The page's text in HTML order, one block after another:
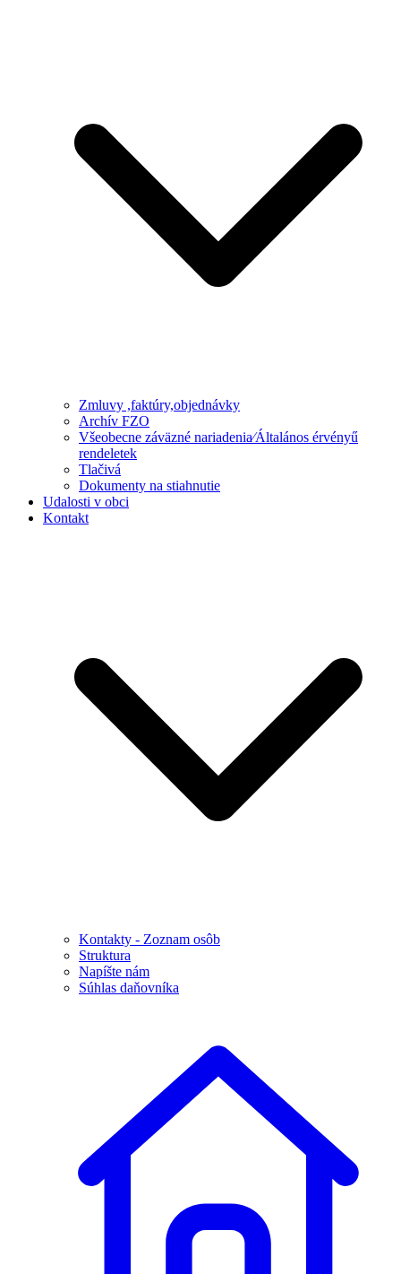
Zmluvy ,faktúry,objednávky
Archív FZO
Všeobecne záväzné nariadenia⁄Általános érvényű
rendeletek
Tlačivá
Dokumenty na stiahnutie
Udalosti v obci
Kontakt
Kontakty - Zoznam osôb
Struktura
Napíšte nám
Súhlas daňovníka